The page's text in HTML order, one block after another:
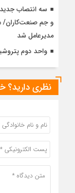
سه انتصاب
و جم صنعت‌کاران/
مدیرعامل شد
واحد دوم
نظری دارید؟